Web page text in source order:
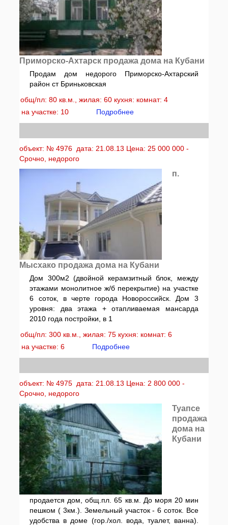
Приморско-Ахтарск продажа дома на Кубани
Продам дом недорого Приморско-Ахтарский
район ст Бриньковская
общ/пл: 80 кв.м., жилая: 60 кухня: комнат: 4
на участке: 10
Подробнее
объект: № 4976 дата: 21.08.13 Цена: 25 000 000 -
Срочно, недорого
п.
Мысхако продажа дома на Кубани
Дом 300м2 (двойной керамзитный блок, между
этажами монолитное ж/б перекрытие) на участке
6 соток, в черте города Новороссийск. Дом 3
уровня: два этажа + отапливаемая мансарда
2010 года постройки, в 1
общ/пл: 300 кв.м., жилая: 75 кухня: комнат: 6
на участке: 6
Подробнее
объект: № 4975 дата: 21.08.13 Цена: 2 800 000 -
Срочно, недорого
Туапсе
продажа
дома на
Кубани
продается дом, общ.пл. 65 кв.м. До моря 20 мин
пешком ( 3км.). Земельный участок - 6 соток. Все
удобства в доме (гор./хол. вода, туалет, ванна).